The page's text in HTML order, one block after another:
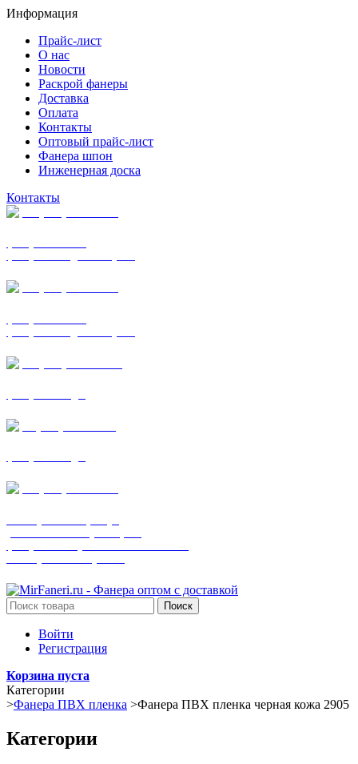
Информация
Прайс-лист
О нас
Новости
Раскрой фанеры
Доставка
Оплата
Контакты
Оптовый прайс-лист
Фанера шпон
Инженерная доска
Контакты
Поиск
Войти
Регистрация
Корзина пуста
Категории
>Фанера ПВХ пленка >Фанера ПВХ пленка черная кожа 2905
Категории